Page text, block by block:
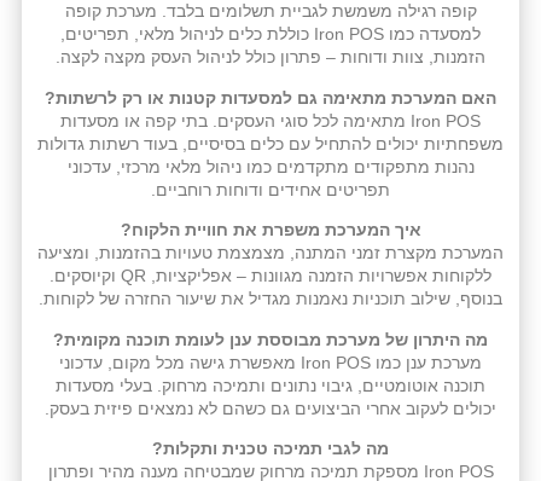
קופה רגילה משמשת לגביית תשלומים בלבד. מערכת קופה
למסעדה כמו Iron POS כוללת כלים לניהול מלאי, תפריטים,
הזמנות, צוות ודוחות – פתרון כולל לניהול העסק מקצה לקצה.
האם המערכת מתאימה גם למסעדות קטנות או רק לרשתות?
Iron POS מתאימה לכל סוגי העסקים. בתי קפה או מסעדות
משפחתיות יכולים להתחיל עם כלים בסיסיים, בעוד רשתות גדולות
נהנות מתפקודים מתקדמים כמו ניהול מלאי מרכזי, עדכוני
תפריטים אחידים ודוחות רוחביים.
איך המערכת משפרת את חוויית הלקוח?
המערכת מקצרת זמני המתנה, מצמצמת טעויות בהזמנות, ומציעה
ללקוחות אפשרויות הזמנה מגוונות – אפליקציות, QR וקיוסקים.
בנוסף, שילוב תוכניות נאמנות מגדיל את שיעור החזרה של לקוחות.
מה היתרון של מערכת מבוססת ענן לעומת תוכנה מקומית?
מערכת ענן כמו Iron POS מאפשרת גישה מכל מקום, עדכוני
תוכנה אוטומטיים, גיבוי נתונים ותמיכה מרחוק. בעלי מסעדות
יכולים לעקוב אחרי הביצועים גם כשהם לא נמצאים פיזית בעסק.
מה לגבי תמיכה טכנית ותקלות?
Iron POS מספקת תמיכה מרחוק שמבטיחה מענה מהיר ופתרון